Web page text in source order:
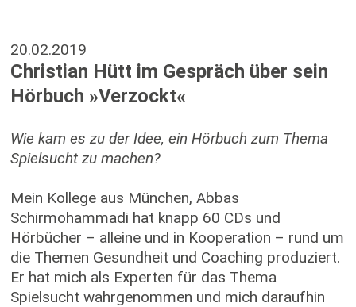
20.02.2019
Christian Hütt im Gespräch über sein
Hörbuch »Verzockt«
Wie kam es zu der Idee, ein Hörbuch zum Thema
Spielsucht zu machen?
Mein Kollege aus München, Abbas
Schirmohammadi hat knapp 60 CDs und
Hörbücher – alleine und in Kooperation – rund um
die Themen Gesundheit und Coaching produziert.
Er hat mich als Experten für das Thema
Spielsucht wahrgenommen und mich daraufhin